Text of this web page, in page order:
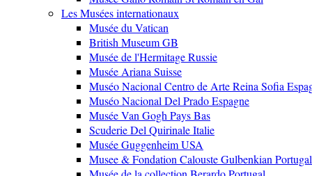
Les Musées internationaux
Musée du Vatican
British Museum GB
Musée de l'Hermitage Russie
Musée Ariana Suisse
Muséo Nacional Centro de Arte Reina Sofia
Muséo Nacional Del Prado Espagne
Musée Van Gogh Pays Bas
Scuderie Del Quirinale Italie
Musée Guggenheim USA
Musee & Fondation Calouste Gulbenkian Portugal